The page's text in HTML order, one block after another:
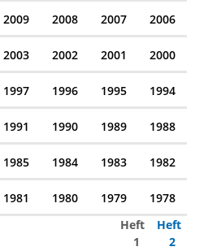
2009 2008 2007 2006
2003 2002 2001 2000
1997 1996 1995 1994
1991 1990 1989 1988
1985 1984 1983 1982
1981 1980 1979 1978
Heft
1
Heft
2